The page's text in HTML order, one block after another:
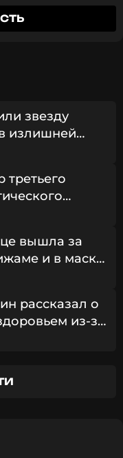
зрителей
Известно,
назначена на
чтобы
звезду
излишней
вышла за
и в маске
рассказал о
из-за